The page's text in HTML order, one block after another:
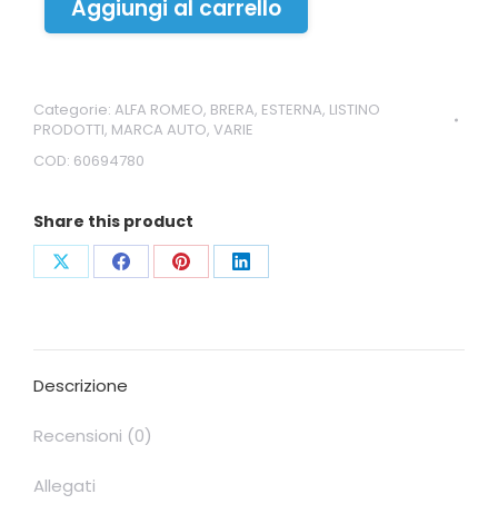
Aggiungi al carrello
Categorie: ALFA ROMEO, BRERA, ESTERNA, LISTINO
PRODOTTI, MARCA AUTO, VARIE
COD: 60694780
Share this product
CondividiCondividiCondividiCondividi
Descrizione
Recensioni (0)
Allegati